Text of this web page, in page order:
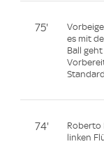
75'
es mit
Ball
74'
Roberto
linken